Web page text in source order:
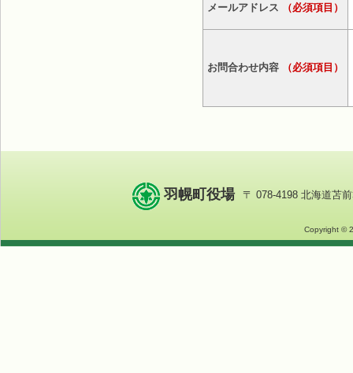
メールアドレス （必須項目）
お問合わせ内容 （必須項目）
羽幌町役場 〒 078-4198 北海道苫
Copyright ©